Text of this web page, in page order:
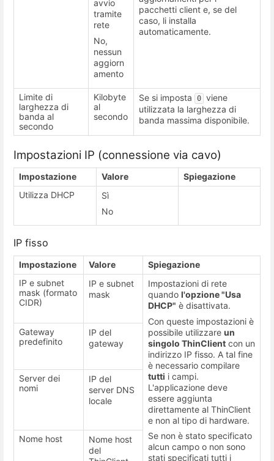
avvio
tramite
rete
No,
nessun
aggiorn
amento
pacchetti client e, se del
caso, li installa
automaticamente.
Limite di
larghezza di
banda al
secondo
Kilobyte
al
secondo
Se si imposta 0 viene
utilizzata la larghezza di
banda massima disponibile.
Impostazioni IP (connessione via cavo)
Impostazione Valore
Spiegazione
Utilizza DHCP
Sì
No
IP fisso
Impostazione Valore
Spiegazione
IP e subnet
mask (formato
CIDR)
IP e subnet
mask
Impostazioni di rete
quando l'opzione "Usa
DHCP" è disattivata.
Con queste impostazioni è
possibile utilizzare un
singolo ThinClient con un
indirizzo IP fisso. A tal fine
è necessario compilare
tutti i campi.
L'applicazione deve
essere aggiunta
direttamente al ThinClient
e non al tipo di hardware.
Se non è stato specificato
alcun campo o non sono
stati specificati tutti i
Gateway
predefinito
IP del
gateway
Server dei
nomi
IP del
server DNS
locale
Nome host
Nome host
del